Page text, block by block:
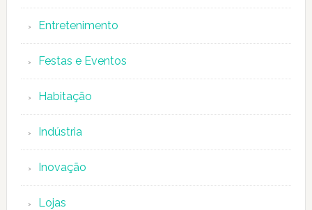
Entretenimento
Festas e Eventos
Habitação
Indústria
Inovação
Lojas